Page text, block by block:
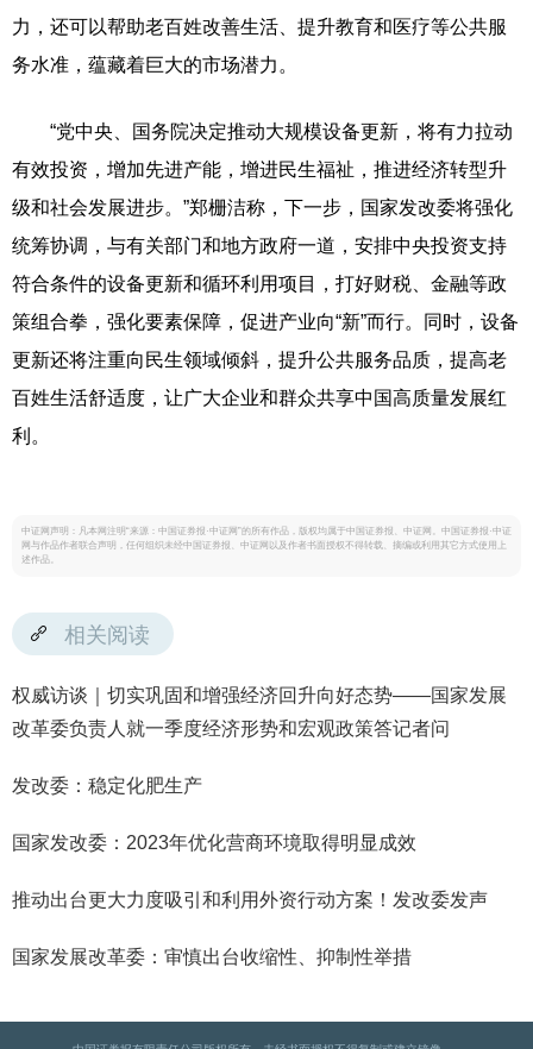
力，还可以帮助老百姓改善生活、提升教育和医疗等公共服
务水准，蕴藏着巨大的市场潜力。
“党中央、国务院决定推动大规模设备更新，将有力拉动
有效投资，增加先进产能，增进民生福祉，推进经济转型升
级和社会发展进步。”郑栅洁称，下一步，国家发改委将强化
统筹协调，与有关部门和地方政府一道，安排中央投资支持
符合条件的设备更新和循环利用项目，打好财税、金融等政
策组合拳，强化要素保障，促进产业向“新”而行。同时，设备
更新还将注重向民生领域倾斜，提升公共服务品质，提高老
百姓生活舒适度，让广大企业和群众共享中国高质量发展红
利。
中证网声明：凡本网注明“来源：中国证券报·中证网”的所有作品，版权均属于中国证券报、中证网。中国证券报·中证
网与作品作者联合声明，任何组织未经中国证券报、中证网以及作者书面授权不得转载、摘编或利用其它方式使用上
述作品。
相关阅读
权威访谈｜切实巩固和增强经济回升向好态势——国家发展
改革委负责人就一季度经济形势和宏观政策答记者问
发改委：稳定化肥生产
国家发改委：2023年优化营商环境取得明显成效
推动出台更大力度吸引和利用外资行动方案！发改委发声
国家发展改革委：审慎出台收缩性、抑制性举措